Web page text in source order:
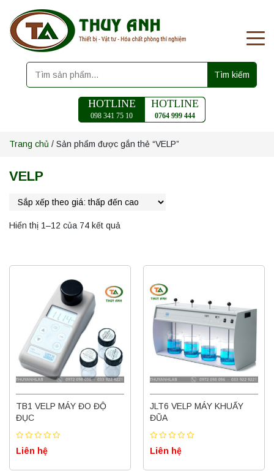
Tìm kiếm
HOTLINE
098 341 75 10
HOTLINE
0764 999 444
Trang chủ / Sản phẩm được gắn thẻ “VELP”
VELP
Hiển thị 1–12 của 74 kết quả
TB1 VELP MÁY ĐO ĐỘ
ĐỤC
Liên hệ
JLT6 VELP MÁY KHUẤY
ĐŨA
Liên hệ